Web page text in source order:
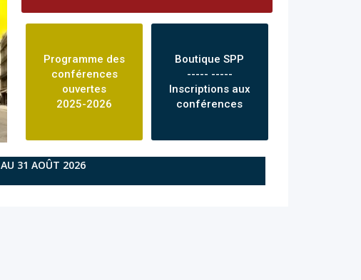
Programme des
conférences
ouvertes
2025-2026
Boutique SPP
----- -----
Inscriptions aux
conférences
AU 31 AOÛT 2026